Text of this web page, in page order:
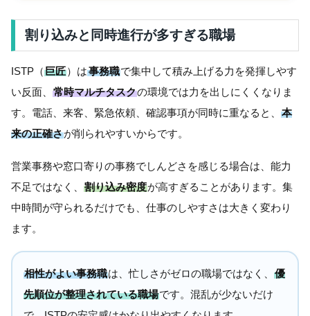
割り込みと同時進行が多すぎる職場
ISTP（巨匠）は事務職で集中して積み上げる力を発揮しやす
い反面、 常時マルチタスクの環境では力を出しにくくなりま
す。電話、来客、緊急依頼、確認事項が同時に重なると、 本
来の正確さが削られやすいからです。
営業事務や窓口寄りの事務でしんどさを感じる場合は、能力
不足ではなく、 割り込み密度が高すぎることがあります。集
中時間が守られるだけでも、仕事のしやすさは大きく変わり
ます。
相性がよい事務職は、忙しさがゼロの職場ではなく、 優
先順位が整理されている職場です。混乱が少ないだけ